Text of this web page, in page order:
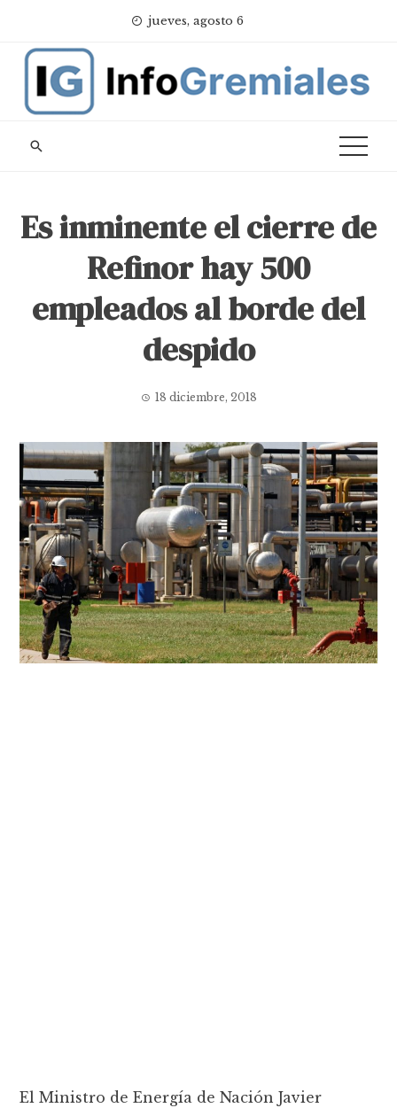
content
jueves, agosto 6
Es inminente el cierre de
Refinor hay 500
empleados al borde del
despido
18 diciembre, 2018
El Ministro de Energía de Nación Javier